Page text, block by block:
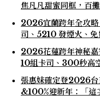
焦凡凡甜蜜同框，百
2026宜蘭跨年全攻略
司、5210 發煙火、
2026花蓮跨年神秘
10組卡司、300秒高
張惠妹確定登2026
&100%迎新年：「這